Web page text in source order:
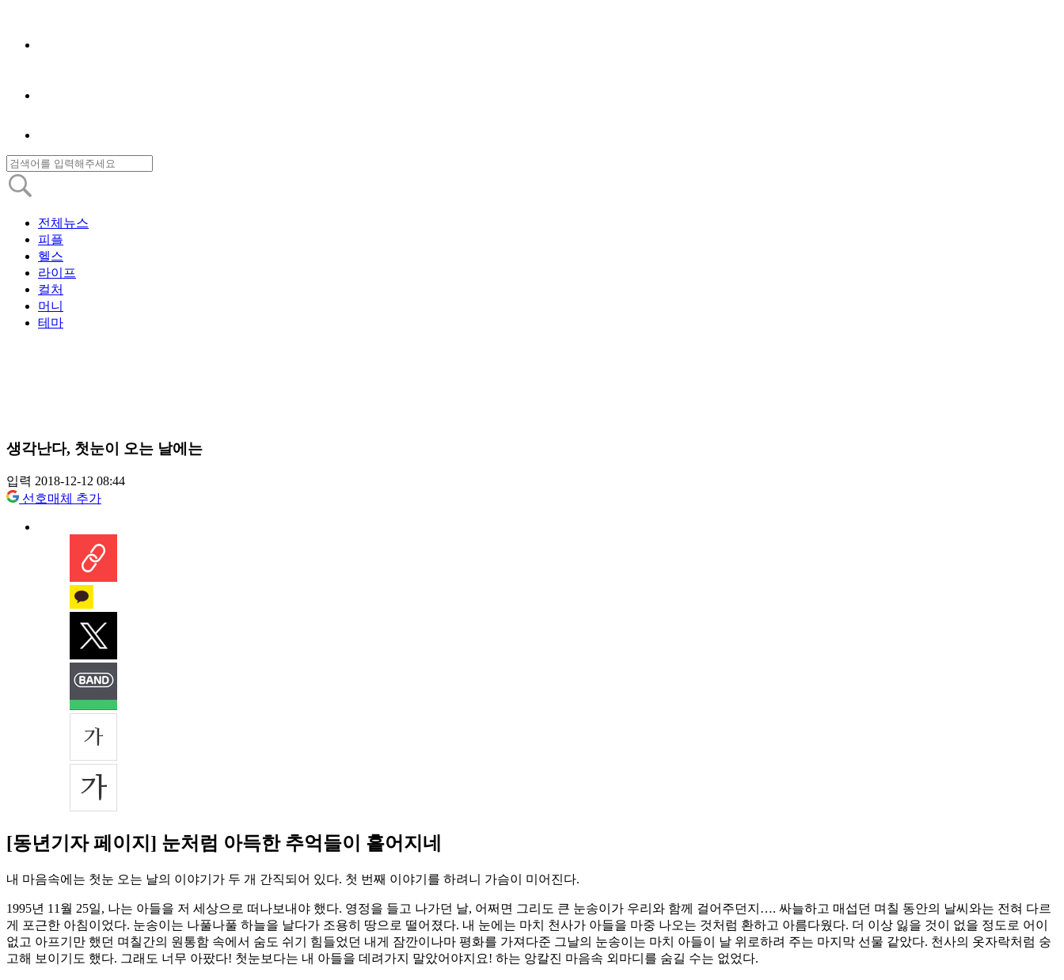
전체뉴스
피플
헬스
라이프
컬처
머니
테마
생각난다, 첫눈이 오는 날에는
입력 2018-12-12 08:44
선호매체 추가
[동년기자 페이지] 눈처럼 아득한 추억들이 흩어지네
내 마음속에는 첫눈 오는 날의 이야기가 두 개 간직되어 있다. 첫 번째 이야기를 하려니 가슴이 미어진다.
1995년 11월 25일, 나는 아들을 저 세상으로 떠나보내야 했다. 영정을 들고 나가던 날, 어쩌면 그리도 큰 눈송이가 우리와 함께 걸어주던지…. 싸늘하고 매섭던 며칠 동안의 날씨와는 전혀 다르
게 포근한 아침이었다. 눈송이는 나풀나풀 하늘을 날다가 조용히 땅으로 떨어졌다. 내 눈에는 마치 천사가 아들을 마중 나오는 것처럼 환하고 아름다웠다. 더 이상 잃을 것이 없을 정도로 어이
없고 아프기만 했던 며칠간의 원통함 속에서 숨도 쉬기 힘들었던 내게 잠깐이나마 평화를 가져다준 그날의 눈송이는 마치 아들이 날 위로하려 주는 마지막 선물 같았다. 천사의 옷자락처럼 숭
고해 보이기도 했다. 그래도 너무 아팠다! 첫눈보다는 내 아들을 데려가지 말았어야지요! 하는 앙칼진 마음속 외마디를 숨길 수는 없었다.